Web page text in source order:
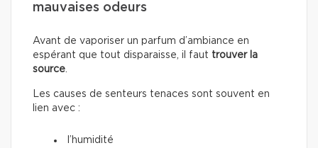
mauvaises odeurs
Avant de vaporiser un parfum d’ambiance en
espérant que tout disparaisse, il faut trouver la
source.
Les causes de senteurs tenaces sont souvent en
lien avec :
l’humidité